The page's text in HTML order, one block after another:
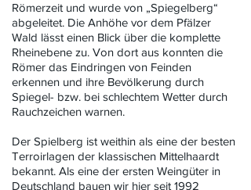
Römerzeit und wurde von „Spiegelberg“
abgeleitet. Die Anhöhe vor dem Pfälzer
Wald lässt einen Blick über die komplette
Rheinebene zu. Von dort aus konnten die
Römer das Eindringen von Feinden
erkennen und ihre Bevölkerung durch
Spiegel- bzw. bei schlechtem Wetter durch
Rauchzeichen warnen.
Der Spielberg ist weithin als eine der besten
Terroirlagen der klassischen Mittelhaardt
bekannt. Als eine der ersten Weingüter in
Deutschland bauen wir hier seit 1992